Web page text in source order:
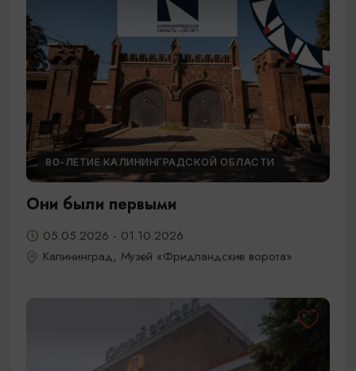
80-ЛЕТИЕ КАЛИНИНГРАДСКОЙ ОБЛАСТИ
Они были первыми
05.05.2026 - 01.10.2026
Калининград, Музей «Фридландские ворота»